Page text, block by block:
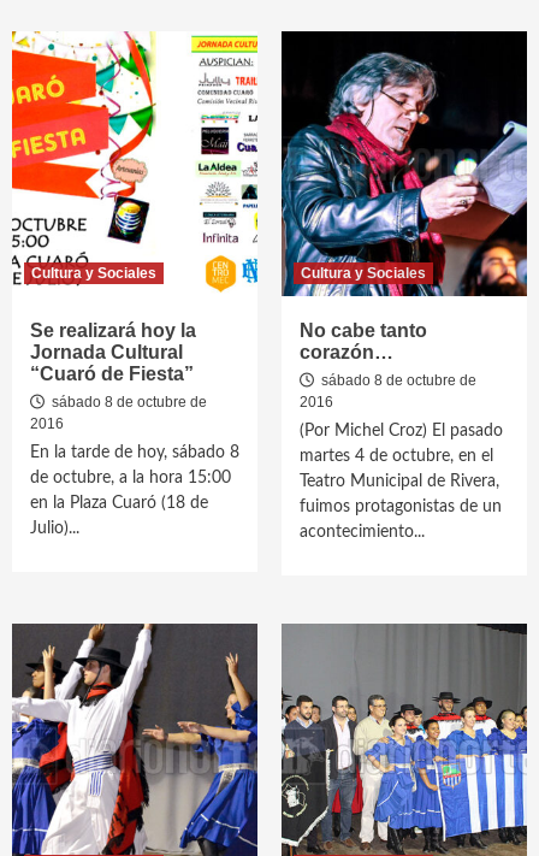
Cultura y Sociales
Se realizará hoy la
Jornada Cultural
“Cuaró de Fiesta”
sábado 8 de octubre de
2016
En la tarde de hoy, sábado 8
de octubre, a la hora 15:00
en la Plaza Cuaró (18 de
Julio)...
Cultura y Sociales
No cabe tanto
corazón…
sábado 8 de octubre de
2016
(Por Michel Croz) El pasado
martes 4 de octubre, en el
Teatro Municipal de Rivera,
fuimos protagonistas de un
acontecimiento...